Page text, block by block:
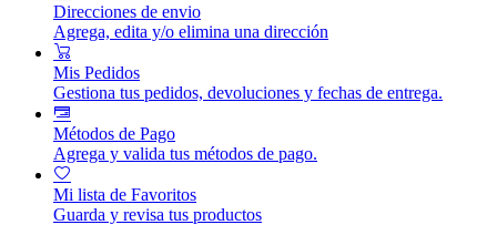
Direcciones de envio
Agrega, edita y/o elimina una dirección
Mis Pedidos
Gestiona tus pedidos, devoluciones y fechas de entrega.
Métodos de Pago
Agrega y valida tus métodos de pago.
Mi lista de Favoritos
Guarda y revisa tus productos